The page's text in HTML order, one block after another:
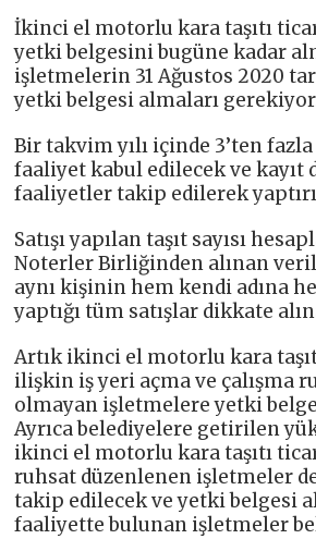
İkinci el motorlu kara taşıtı
yetki belgesini bugüne kadar
işletmelerin 31 Ağustos 2020
yetki belgesi almaları
Bir takvim yılı içinde 3’ten fazla
faaliyet kabul edilecek ve kayıt
faaliyetler takip edilerek
Satışı yapılan taşıt sayısı
Noterler Birliğinden alınan
aynı kişinin hem kendi adına
yaptığı tüm satışlar dikkate
Artık ikinci el motorlu kara
ilişkin iş yeri açma ve çalışma
olmayan işletmelere yetki
Ayrıca belediyelere getirilen
ikinci el motorlu kara taşıtı
ruhsat düzenlenen işletmeler
takip edilecek ve yetki belgesi
faaliyette bulunan işletmeler